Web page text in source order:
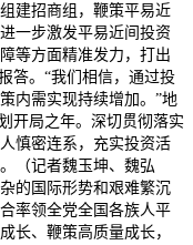
建招商组，鞭策平易近
一步激发平易近间投资
等方面精准发力，打出
答。“我们相信，通过投
内需实现持续增加。”地
开局之年。深切贯彻落实
慎密连系，充实投资活
（记者魏玉坤、魏弘
的国际形势和艰难繁沉
率领全党全国各族人平
长、鞭策高质量成长，